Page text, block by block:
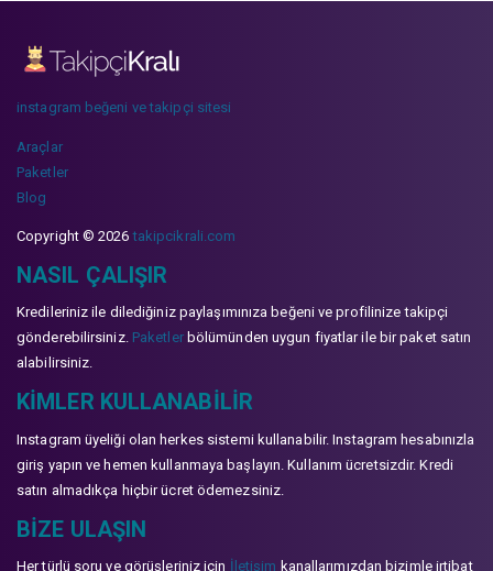
instagram beğeni ve takipçi sitesi
Araçlar
Paketler
Blog
Copyright © 2026takipcikrali.com
NASIL ÇALIŞIR
Kredileriniz ile dilediğiniz paylaşımınıza beğeni ve profilinize takipçi
gönderebilirsiniz. Paketlerbölümünden uygun fiyatlar ile bir paket satın
alabilirsiniz.
KIMLER KULLANABILIR
Instagram üyeliği olan herkes sistemi kullanabilir. Instagram hesabınızla
giriş yapın ve hemen kullanmaya başlayın. Kullanım ücretsizdir. Kredi
satın almadıkça hiçbir ücret ödemezsiniz.
BIZE ULAŞIN
Her türlü soru ve görüşleriniz için İletişim kanallarımızdan bizimle irtibat